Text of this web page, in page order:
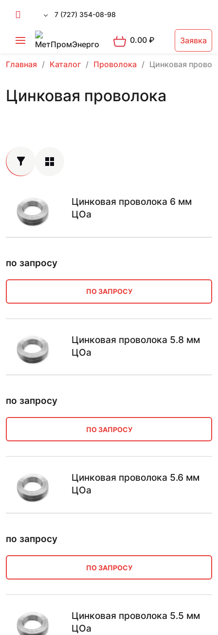
7 (727) 354-08-98
0.00₽ Заявка
Главная Каталог Проволока Цинковая
Цинковая проволока
Цинковая проволока 6 мм
ЦОа
по запросу
ПО ЗАПРОСУ
Цинковая проволока 5.8 мм
ЦОа
по запросу
ПО ЗАПРОСУ
Цинковая проволока 5.6 мм
ЦОа
по запросу
ПО ЗАПРОСУ
Цинковая проволока 5.5 мм
ЦОа